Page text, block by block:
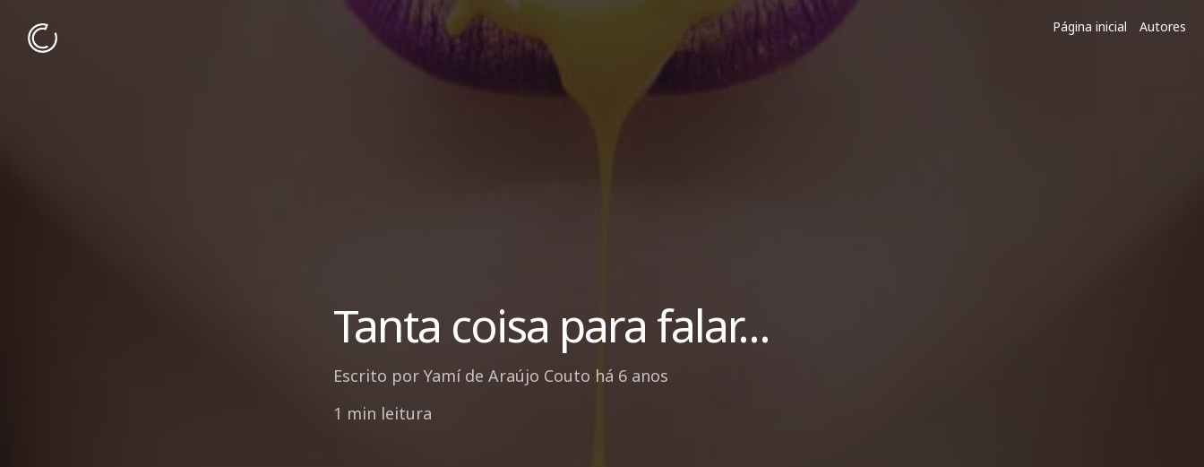
Página inicial Autores
Tanta coisa para falar...
Escrito por Yamí de Araújo Couto há 6 anos
1 min leitura